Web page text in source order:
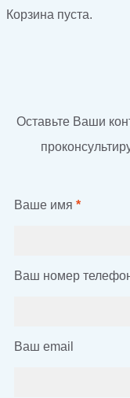
Корзина пуста.
Оставьте Ваши
Ваше имя *
Ваш номер
Ваш email